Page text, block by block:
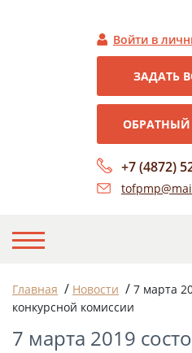
+7 (4872)
Войти в
ЗАДАТЬ
О НАС
НОВОСТИ
Главная / Новости / 7 марта
конкурсной комиссии
7 марта 2019